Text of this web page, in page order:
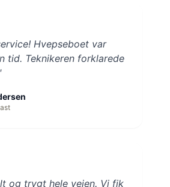
Hvepseboet var
tid. Teknikeren forklarede
og trygt hele vejen. Vi fik